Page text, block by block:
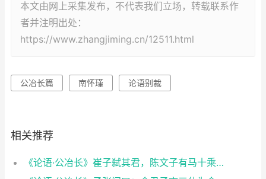
本文由网上采集发布，不代表我们立场，转载联系作
者并注明出处：
https://www.zhangjiming.cn/12511.html
公冶长篇 南怀瑾 论语别裁
相关推荐
《论语·公冶长》崔子弑其君，陈文子有马十乘，弃而违之。至于他邦，则曰：犹吾大夫崔子也。违之。之一邦。又曰：犹吾大夫崔子也。违之。何如？子曰：清矣。曰：仁矣乎？曰：未知，焉得仁？